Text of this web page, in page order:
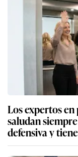
Los expertos
saludan
defensiva y